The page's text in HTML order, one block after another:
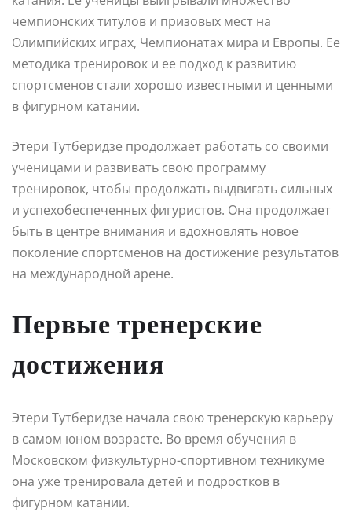
чемпионских титулов и призовых мест на
Олимпийских играх, Чемпионатах мира и Европы. Ее
методика тренировок и ее подход к развитию
спортсменов стали хорошо известными и ценными
в фигурном катании.
Этери Тутберидзе продолжает работать со своими
ученицами и развивать свою программу
тренировок, чтобы продолжать выдвигать сильных
и успехобеспеченных фигуристов. Она продолжает
быть в центре внимания и вдохновлять новое
поколение спортсменов на достижение результатов
на международной арене.
Первые тренерские
достижения
Этери Тутберидзе начала свою тренерскую карьеру
в самом юном возрасте. Во время обучения в
Московском физкультурно-спортивном техникуме
она уже тренировала детей и подростков в
фигурном катании.